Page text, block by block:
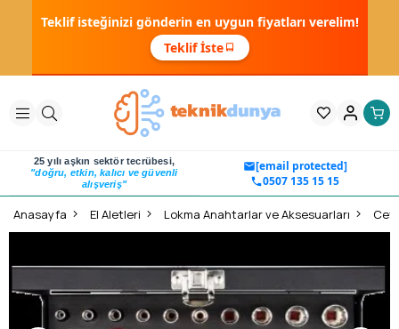
Teklif isteğinizi gönderin en uygun fiyatları verelim!
Teklif İste
25 yılı aşkın sektör tecrübesi,
"doğru, etkin, kalıcı ve güvenli
alışveriş"
[email protected]
0507 135 15 15
Anasayfa El Aletleri Lokma Anahtarlar ve Aksesuarları